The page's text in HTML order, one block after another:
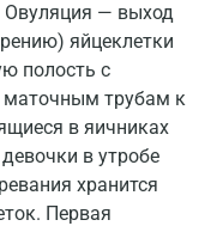
Овуляция — выход
яйцеклетки
полость с
трубам к
в яичниках
в утробе
хранится
Первая